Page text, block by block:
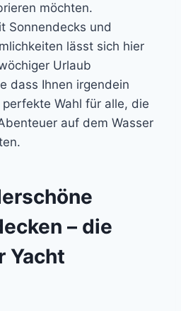
möchten.
Sonnendecks und
lässt sich hier
Urlaub
dass Ihnen irgendein
Wahl für alle, die
auf dem Wasser
– die
Yacht